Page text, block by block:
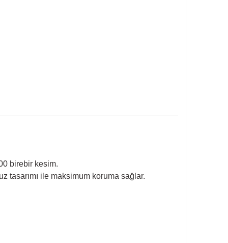
birebir kesim.
tasarımı ile maksimum koruma sağlar.